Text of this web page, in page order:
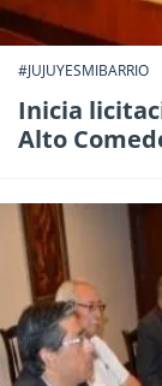
#JUJUYESMIBARRIO
Inicia
Alto